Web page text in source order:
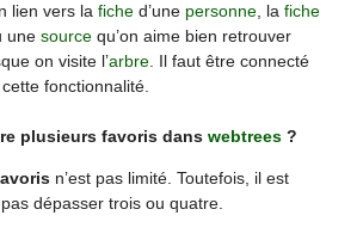
lien vers la fiched’une personne, la fiche
une sourcequ’on aime bien retrouver
on visite l’arbre. Il faut être connecté
fonctionnalité.
plusieurs favoris danswebtrees ?
n’est pas limité. Toutefois, il est
dépasser trois ou quatre.